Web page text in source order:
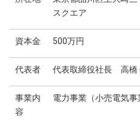
スクエア
資本金 500万円
代表者 代表取締役社長 高橋
事業内
容
電力事業（小売電気事